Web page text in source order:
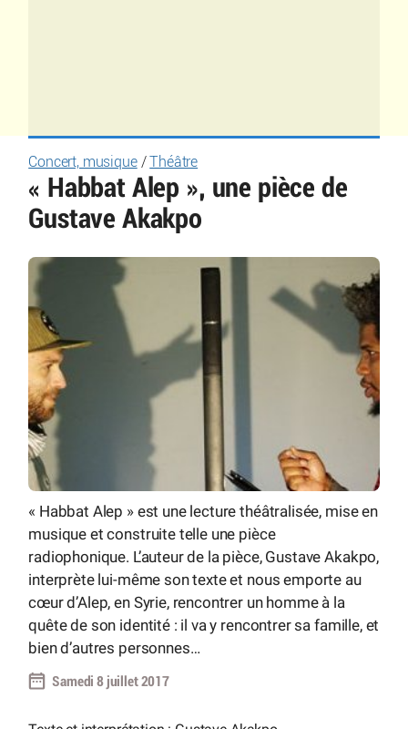
Concert, musique/ Théâtre
« Habbat Alep », une pièce de
Gustave Akakpo
« Habbat Alep » est une lecture théâtralisée, mise en
musique et construite telle une pièce
radiophonique. L’auteur de la pièce, Gustave Akakpo,
interprète lui-même son texte et nous emporte au
cœur d’Alep, en Syrie, rencontrer un homme à la
quête de son identité : il va y rencontrer sa famille, et
bien d’autres personnes…
Samedi 8 juillet 2017